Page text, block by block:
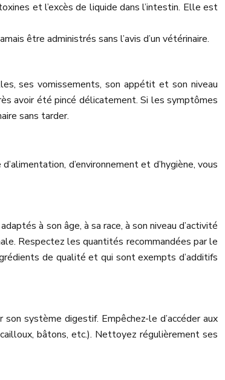
et l’excès de liquide dans l’intestin. Elle est
être administrés sans l’avis d’un vétérinaire.
ses vomissements, son appétit et son niveau
avoir été pincé délicatement. Si les symptômes
sans tarder.
d’environnement et d’hygiène, vous
à son âge, à sa race, à son niveau d’activité
Respectez les quantités recommandées par le
de qualité et qui sont exempts d’additifs
système digestif. Empêchez-le d’accéder aux
bâtons, etc.). Nettoyez régulièrement ses